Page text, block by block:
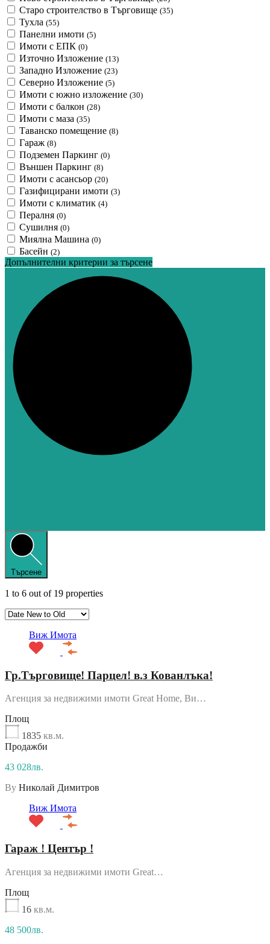
Старо строителство в Търговище (35)
Тухла (55)
Панелни имоти (5)
Имоти с ЕПК (0)
Източно Изложение (13)
Западно Изложение (23)
Северно Изложение (5)
Имоти с южно изложение (30)
Имоти с балкон (28)
Имоти с маза (35)
Таванско помещение (8)
Гараж (8)
Подземен Паркинг (0)
Външен Паркинг (8)
Имоти с асансьор (20)
Газифицирани имоти (3)
Имоти с климатик (4)
Пералня (0)
Сушилня (0)
Миялна Машина (0)
Басейн (2)
Допълнителни критерии за търсене
Търсене
1 to 6 out of 19 properties
Виж Имота
Гр.Търговище! Парцел! в.з Кованлъка!
Агенция за недвижими имоти Great Home, Ви…
Площ
1835 кв.м.
Продажби
43 028лв.
By Николай Димитров
Виж Имота
Гараж ! Център !
Агенция за недвижими имоти Great…
Площ
16 кв.м.
48 500лв.